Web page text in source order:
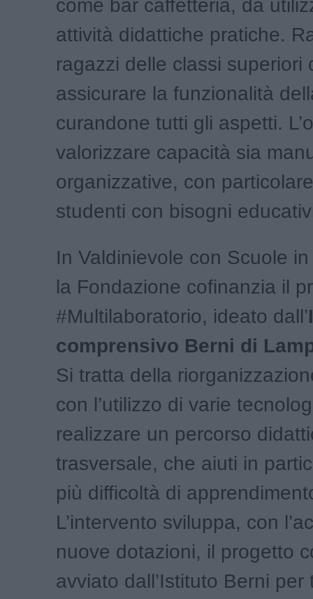
come bar caffetteria, da
attività didattiche pratiche.
ragazzi delle classi superiori
assicurare la funzionalità
curandone tutti gli aspetti.
valorizzare capacità sia
organizzative, con
studenti con bisogni
In Valdinievole con Scuole
la Fondazione cofinanzia il
#Multilaboratorio, ideato dall’
comprensivo Berni di
Si tratta della
con l’utilizzo di varie
realizzare un percorso
trasversale, che aiuti in
più difficoltà di
L’intervento sviluppa, con
nuove dotazioni, il progetto
avviato dall’Istituto Berni per